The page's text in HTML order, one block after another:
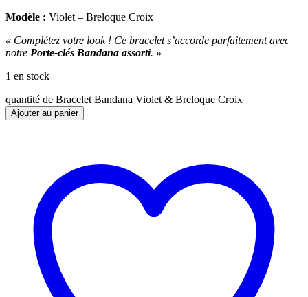
Modèle : Violet – Breloque Croix
« Complétez votre look ! Ce bracelet s’accorde parfaitement avec
notre Porte-clés Bandana assorti. »
1 en stock
quantité de Bracelet Bandana Violet & Breloque Croix
Ajouter au panier